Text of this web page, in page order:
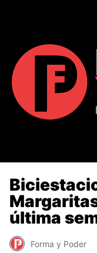
última
Forma y Poder